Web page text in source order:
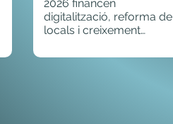
2026 financen
digitalització, reforma de
locals i creixement
Descobreix els 8